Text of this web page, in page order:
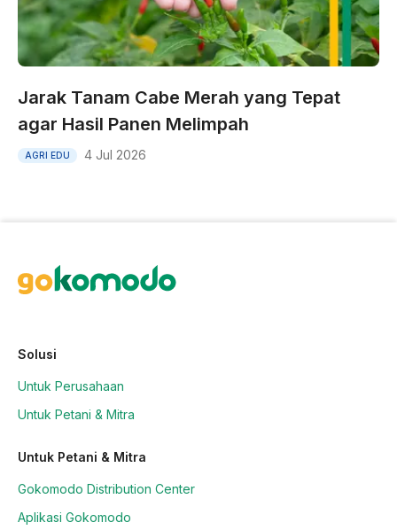
Jarak Tanam Cabe Merah yang Tepat
agar Hasil Panen Melimpah
AGRI EDU 4 Jul 2026
Solusi
Untuk Perusahaan
Untuk Petani & Mitra
Untuk Petani & Mitra
Gokomodo Distribution Center
Aplikasi Gokomodo